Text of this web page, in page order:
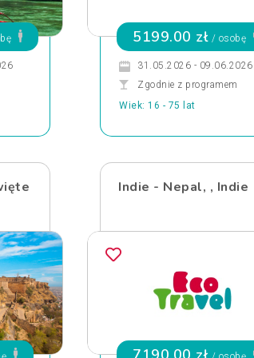
5199.00 zł / osobę
31.05.2026 - 09.06.2026
Zgodnie z programem
Wiek: 16 - 75 lat
Indie - Nepal, , Indie